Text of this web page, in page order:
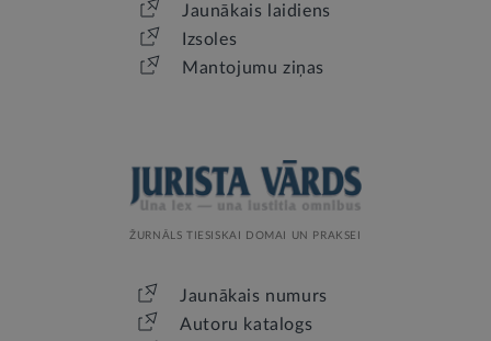
Jaunākais laidiens
Izsoles
Mantojumu ziņas
ŽURNĀLS TIESISKAI DOMAI UN PRAKSEI
Jaunākais numurs
Autoru katalogs